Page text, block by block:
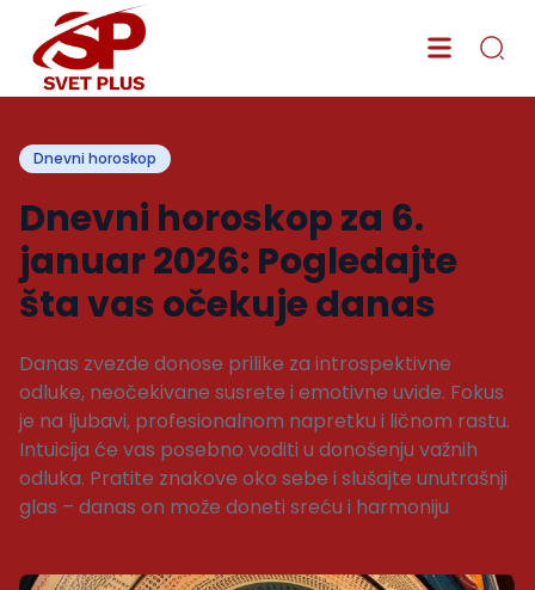
Dnevni horoskop
Dnevni horoskop za 6.
januar 2026: Pogledajte
šta vas očekuje danas
Danas zvezde donose prilike za introspektivne
odluke, neočekivane susrete i emotivne uvide. Fokus
je na ljubavi, profesionalnom napretku i ličnom rastu.
Intuicija će vas posebno voditi u donošenju važnih
odluka. Pratite znakove oko sebe i slušajte unutrašnji
glas – danas on može doneti sreću i harmoniju